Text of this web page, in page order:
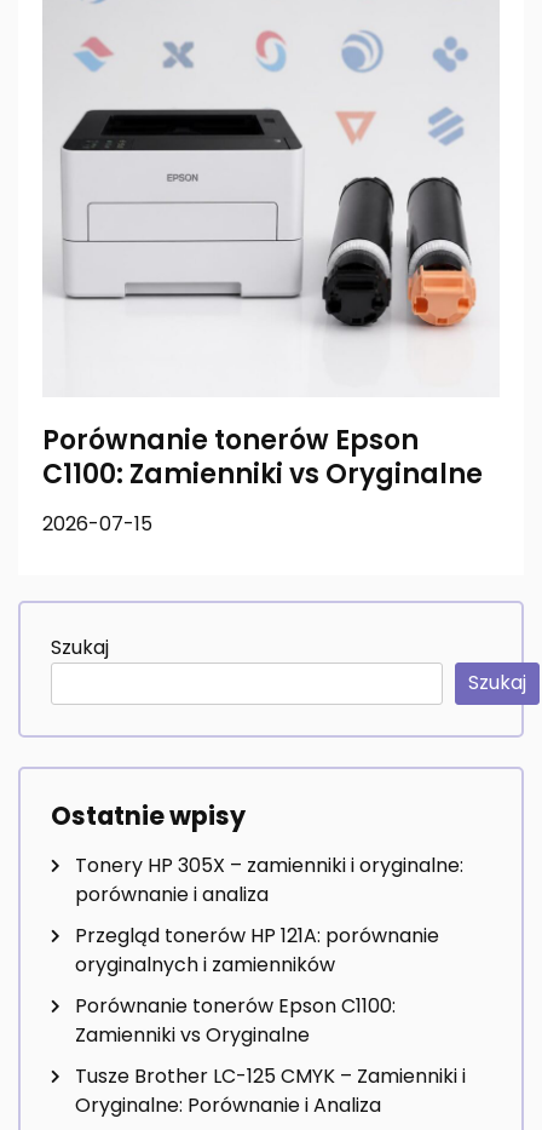
Porównanie tonerów Epson
C1100: Zamienniki vs Oryginalne
2026-07-15
Szukaj
Szukaj
Ostatnie wpisy
Tonery HP 305X – zamienniki i oryginalne:
porównanie i analiza
Przegląd tonerów HP 121A: porównanie
oryginalnych i zamienników
Porównanie tonerów Epson C1100:
Zamienniki vs Oryginalne
Tusze Brother LC-125 CMYK – Zamienniki i
Oryginalne: Porównanie i Analiza